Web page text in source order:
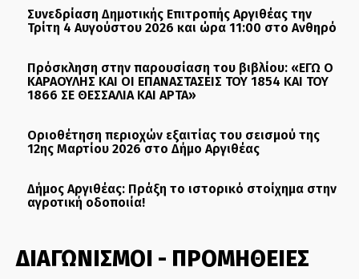
Συνεδρίαση Δημοτικής Επιτροπής Αργιθέας την
Τρίτη 4 Αυγούστου 2026 και ώρα 11:00 στο Ανθηρό
Πρόσκληση στην παρουσίαση του βιβλίου: «ΕΓΩ Ο
ΚΑΡΑΟΥΛΗΣ ΚΑΙ ΟΙ ΕΠΑΝΑΣΤΑΣΕΙΣ ΤΟΥ 1854 ΚΑΙ ΤΟΥ
1866 ΣΕ ΘΕΣΣΑΛΙΑ ΚΑΙ ΑΡΤΑ»
Οριοθέτηση περιοχών εξαιτίας του σεισμού της
12ης Μαρτίου 2026 στο Δήμο Αργιθέας
Δήμος Αργιθέας: Πράξη το ιστορικό στοίχημα στην
αγροτική οδοποιία!
ΔΙΑΓΩΝΙΣΜΟΙ - ΠΡΟΜΗΘΕΙΕΣ